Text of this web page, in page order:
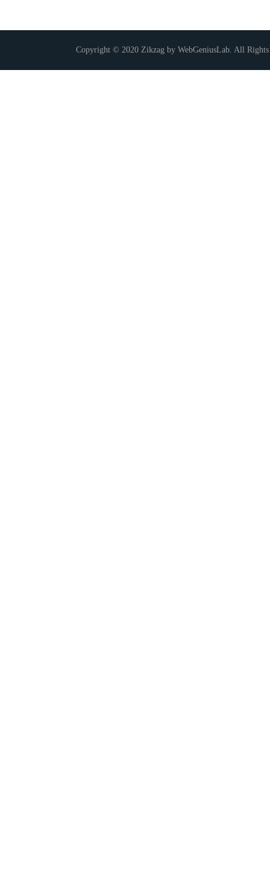
Copyright © 2020 Zikzag by WebGeniusLab. All Rights